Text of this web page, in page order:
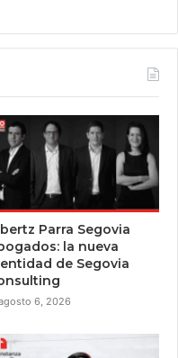
Parra Segovia
la nueva
de Segovia
6, 2026